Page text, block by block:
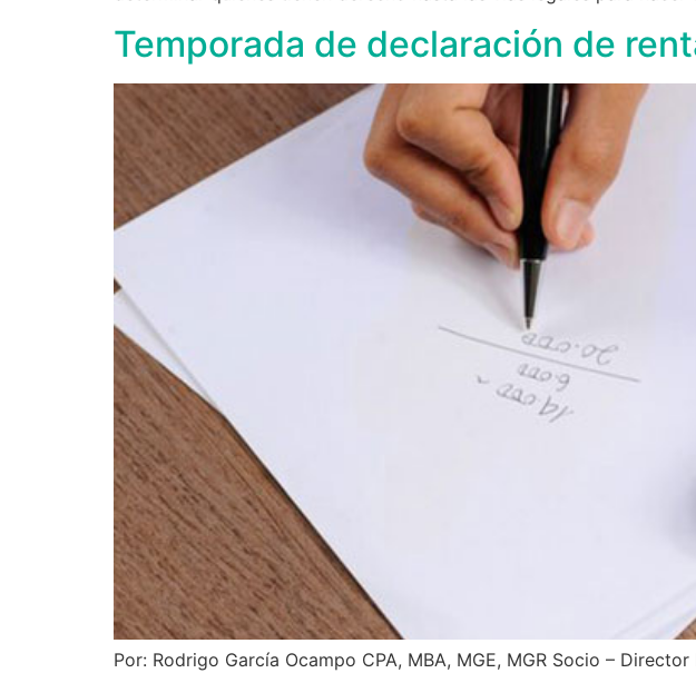
Temporada de declaración de
Por: Rodrigo García Ocampo CPA, MBA, MGE, MGR Socio –